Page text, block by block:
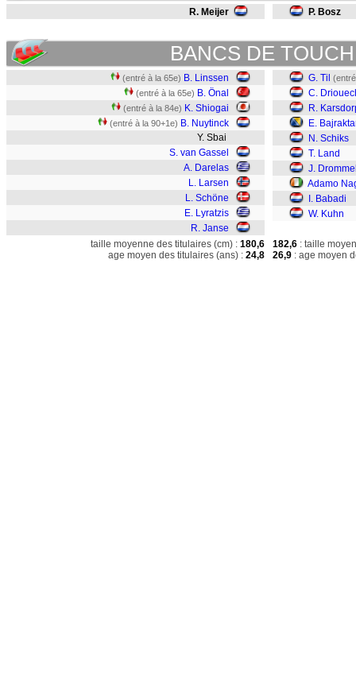
R. Meijer P. Bosz
BANCS DE
(entré à la 65e) B. Linssen
(entré à la 65e) B. Önal
(entré à la 84e) K. Shiogai
(entré à la 90+1e) B. Nuytinck
Y. Sbai
S. van Gassel
A. Darelas
L. Larsen
L. Schöne
E. Lyratzis
R. Janse
G. Til
C.
R.
E.
N. Schiks
T. Land
J.
Adamo
I. Babadi
W. Kuhn
taille moyenne des titulaires (cm) : 180,6
age moyen des titulaires (ans) : 24,8
182,6 : taille
26,9 : age moyen